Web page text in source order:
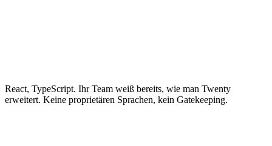
React, TypeScript. Ihr Team weiß bereits, wie man Twenty
erweitert. Keine proprietären Sprachen, kein Gatekeeping.